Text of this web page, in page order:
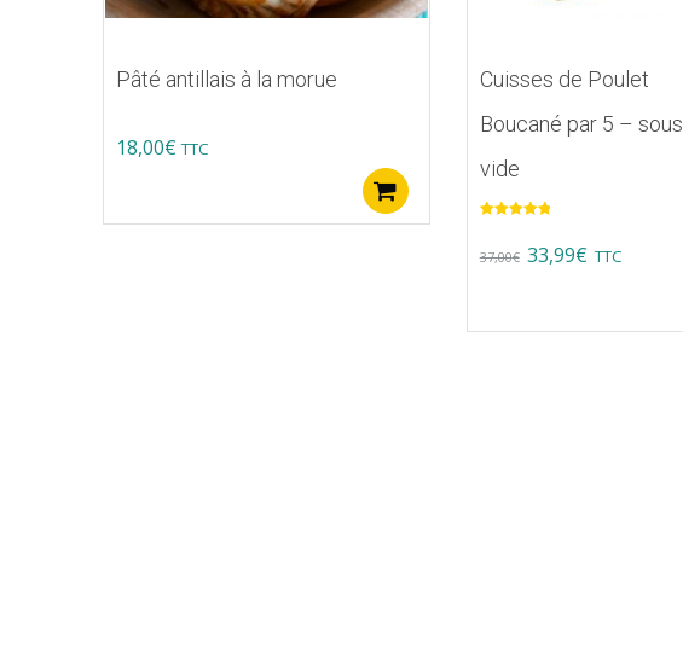
Pâté antillais à la morue
18,00€ TTC
Cuisses de Poulet
Boucané par 5 – sous
vide
37,00€ Original
was:
33,99€ Current
is:
TTC